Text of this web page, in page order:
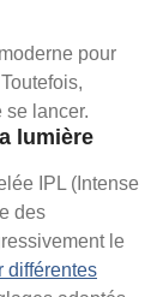
pour
se lancer.
lumière
IPL (Intense
des
le
différentes